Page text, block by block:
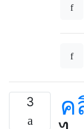
3 ค